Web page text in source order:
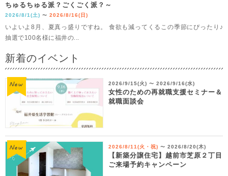
ちゅるちゅる派？ごくごく派？～
2026/8/1(土) 〜 2026/8/16(日)
いよいよ8月、夏真っ盛りですね。 食欲も減ってくるこの季節にぴったり♪
抽選で100名様に福井の...
新着のイベント
2026/9/15(火) 〜 2026/9/16(水)
女性のための再就職支援セミナー＆
就職面談会
2026/8/11(火・祝) 〜 2026/8/20(木)
【新築分譲住宅】越前市芝原２丁目
ご来場予約キャンペーン